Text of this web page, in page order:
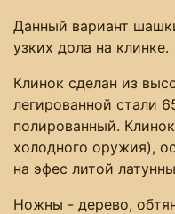
Данный вариант
узких дола на клинке.
Клинок сделан из
легированной стали
полированный.
холодного оружия),
на эфес литой
Ножны - дерево,